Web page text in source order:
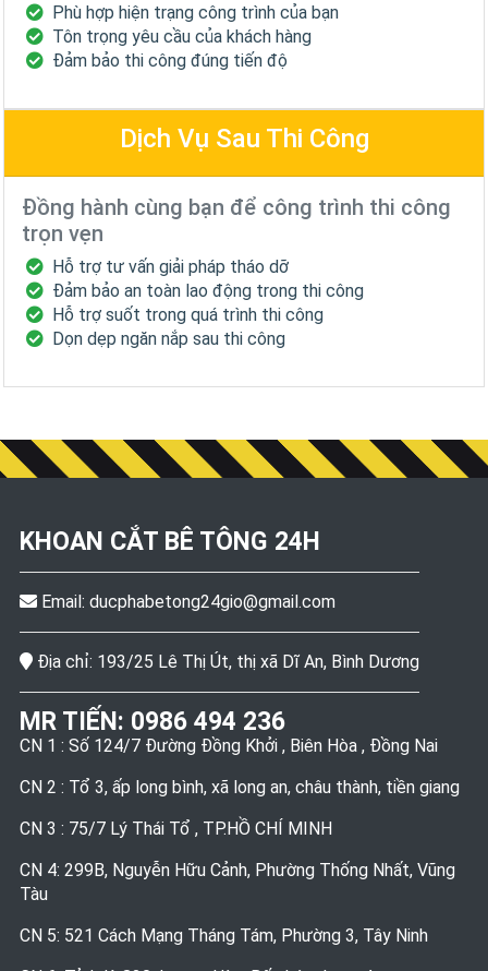
Phù hợp hiện trạng công trình của bạn
Tôn trọng yêu cầu của khách hàng
Đảm bảo thi công đúng tiến độ
Dịch Vụ Sau Thi Công
Đồng hành cùng bạn để công trình thi công
trọn vẹn
Hỗ trợ tư vấn giải pháp tháo dỡ
Đảm bảo an toàn lao động trong thi công
Hỗ trợ suốt trong quá trình thi công
Dọn dẹp ngăn nắp sau thi công
KHOAN CẮT BÊ TÔNG 24H
Email: ducphabetong24gio@gmail.com
Địa chỉ: 193/25 Lê Thị Út, thị xã Dĩ An, Bình Dương
MR TIẾN: 0986 494 236
CN 1 : Số 124/7 Đường Đồng Khởi , Biên Hòa , Đồng Nai
CN 2 : Tổ 3, ấp long bình, xã long an, châu thành, tiền giang
CN 3 : 75/7 Lý Thái Tổ , TP.HỒ CHÍ MINH
CN 4: 299B, Nguyễn Hữu Cảnh, Phường Thống Nhất, Vũng
Tàu
CN 5: 521 Cách Mạng Tháng Tám, Phường 3, Tây Ninh